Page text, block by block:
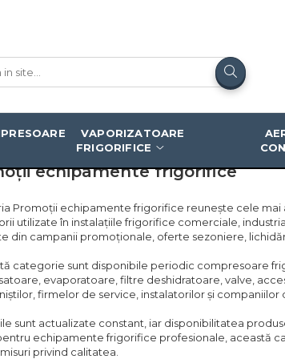
VAPORIZATOARE
FRIGORIFICE
echipamente frigorifice
Promoții echipamente frigorifice reunește cele
utilizate în instalațiile frigorifice comerciale,
din campanii promoționale, oferte sezoniere,
categorie sunt disponibile periodic compresoare
evaporatoare, filtre deshidratoare, valve,
firmelor de service, instalatorilor și companiilor
sunt actualizate constant, iar disponibilitatea
echipamente frigorifice profesionale, această
privind calitatea.